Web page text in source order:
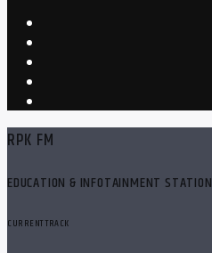
RPK FM
EDUCATION & INFOTAINMENT STATION
CURRENT TRACK